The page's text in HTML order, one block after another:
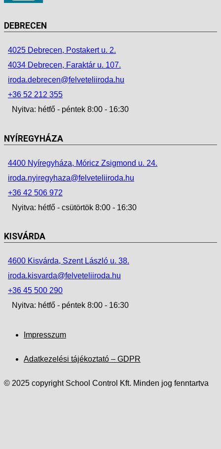
DEBRECEN
4025 Debrecen, Postakert u. 2.
4034 Debrecen, Faraktár u. 107.
iroda.debrecen@felveteliiroda.hu
+36 52 212 355
Nyitva: hétfő - péntek 8:00 - 16:30
NYÍREGYHÁZA
4400 Nyíregyháza, Móricz Zsigmond u. 24.
iroda.nyiregyhaza@felveteliiroda.hu
+36 42 506 972
Nyitva: hétfő - csütörtök 8:00 - 16:30
KISVÁRDA
4600 Kisvárda, Szent László u. 38.
iroda.kisvarda@felveteliiroda.hu
+36 45 500 290
Nyitva: hétfő - péntek 8:00 - 16:30
Impresszum
Adatkezelési tájékoztató – GDPR
© 2025 copyright School Control Kft. Minden jog fenntartva